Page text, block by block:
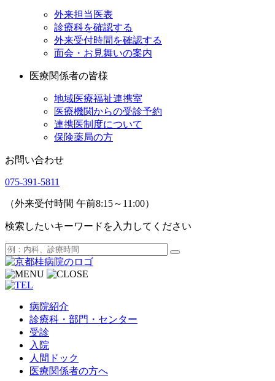
外来担当医表
診療科を確認する
外来受付時間を確認する
面会・お見舞いの案内
医療関係者の皆様
地域医療福祉連携室
医療機関からの受診予約
連携医制度について
保険薬局の方
お問い合わせ
075-391-5811
（外来受付時間 午前8:15～11:00）
検索したいキーワードを入力してください
病院紹介
診療科・部門・センター
受診
入院
人間ドック
医療関係者の方へ